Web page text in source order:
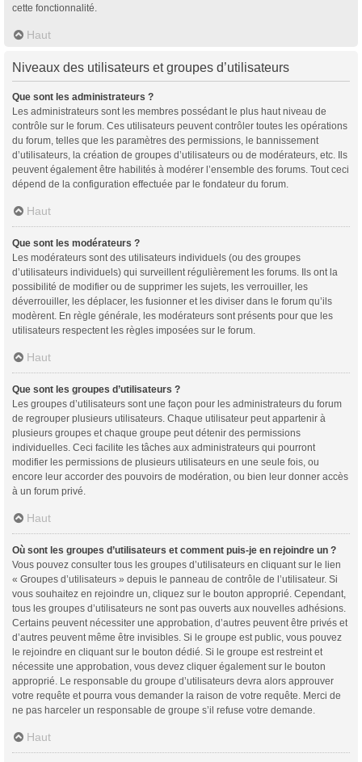
cette fonctionnalité.
Haut
Niveaux des utilisateurs et groupes d’utilisateurs
Que sont les administrateurs ?
Les administrateurs sont les membres possédant le plus haut niveau de
contrôle sur le forum. Ces utilisateurs peuvent contrôler toutes les opérations
du forum, telles que les paramètres des permissions, le bannissement
d’utilisateurs, la création de groupes d’utilisateurs ou de modérateurs, etc. Ils
peuvent également être habilités à modérer l’ensemble des forums. Tout ceci
dépend de la configuration effectuée par le fondateur du forum.
Haut
Que sont les modérateurs ?
Les modérateurs sont des utilisateurs individuels (ou des groupes
d’utilisateurs individuels) qui surveillent régulièrement les forums. Ils ont la
possibilité de modifier ou de supprimer les sujets, les verrouiller, les
déverrouiller, les déplacer, les fusionner et les diviser dans le forum qu’ils
modèrent. En règle générale, les modérateurs sont présents pour que les
utilisateurs respectent les règles imposées sur le forum.
Haut
Que sont les groupes d’utilisateurs ?
Les groupes d’utilisateurs sont une façon pour les administrateurs du forum
de regrouper plusieurs utilisateurs. Chaque utilisateur peut appartenir à
plusieurs groupes et chaque groupe peut détenir des permissions
individuelles. Ceci facilite les tâches aux administrateurs qui pourront
modifier les permissions de plusieurs utilisateurs en une seule fois, ou
encore leur accorder des pouvoirs de modération, ou bien leur donner accès
à un forum privé.
Haut
Où sont les groupes d’utilisateurs et comment puis-je en rejoindre un ?
Vous pouvez consulter tous les groupes d’utilisateurs en cliquant sur le lien
« Groupes d’utilisateurs » depuis le panneau de contrôle de l’utilisateur. Si
vous souhaitez en rejoindre un, cliquez sur le bouton approprié. Cependant,
tous les groupes d’utilisateurs ne sont pas ouverts aux nouvelles adhésions.
Certains peuvent nécessiter une approbation, d’autres peuvent être privés et
d’autres peuvent même être invisibles. Si le groupe est public, vous pouvez
le rejoindre en cliquant sur le bouton dédié. Si le groupe est restreint et
nécessite une approbation, vous devez cliquer également sur le bouton
approprié. Le responsable du groupe d’utilisateurs devra alors approuver
votre requête et pourra vous demander la raison de votre requête. Merci de
ne pas harceler un responsable de groupe s’il refuse votre demande.
Haut